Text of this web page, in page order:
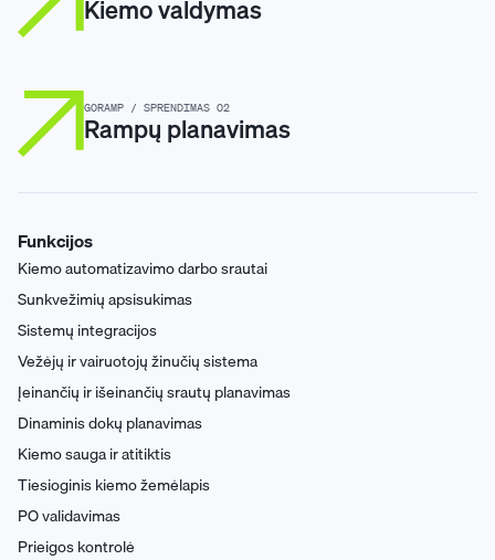
Kiemo valdymas
GORAMP / SPRENDIMAS 02
Rampų planavimas
Funkcijos
Kiemo automatizavimo darbo srautai
Sunkvežimių apsisukimas
Sistemų integracijos
Vežėjų ir vairuotojų žinučių sistema
Įeinančių ir išeinančių srautų planavimas
Dinaminis dokų planavimas
Kiemo sauga ir atitiktis
Tiesioginis kiemo žemėlapis
PO validavimas
Prieigos kontrolė